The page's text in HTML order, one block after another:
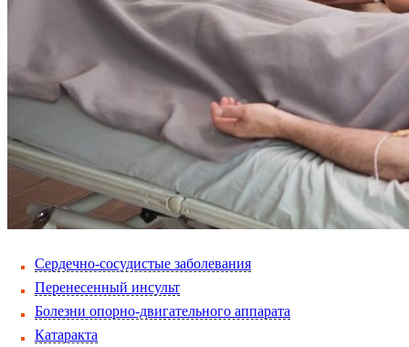
Сердечно-сосудистые заболевания
Перенесенный инсульт
Болезни опорно-двигательного аппарата
Катаракта